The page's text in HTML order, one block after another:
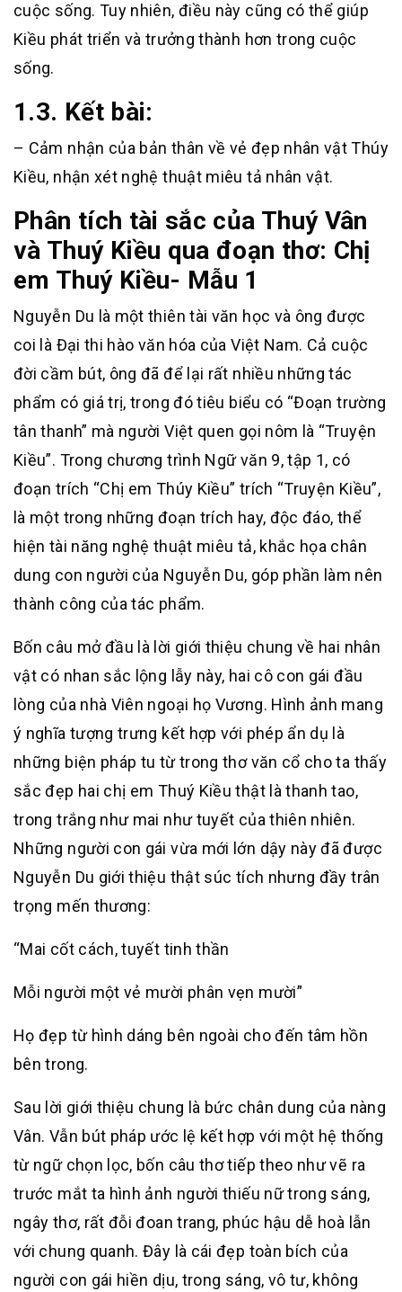
cuộc sống. Tuy nhiên, điều này cũng có thể giúp
Kiều phát triển và trưởng thành hơn trong cuộc
sống.
1.3. Kết bài:
– Cảm nhận của bản thân về vẻ đẹp nhân vật Thúy
Kiều, nhận xét nghệ thuật miêu tả nhân vật.
Phân tích tài sắc của Thuý Vân
và Thuý Kiều qua đoạn thơ: Chị
em Thuý Kiều- Mẫu 1
Nguyễn Du là một thiên tài văn học và ông được
coi là Đại thi hào văn hóa của Việt Nam. Cả cuộc
đời cầm bút, ông đã để lại rất nhiều những tác
phẩm có giá trị, trong đó tiêu biểu có “Đoạn trường
tân thanh” mà người Việt quen gọi nôm là “Truyện
Kiều”. Trong chương trình Ngữ văn 9, tập 1, có
đoạn trích “Chị em Thúy Kiều” trích “Truyện Kiều”,
là một trong những đoạn trích hay, độc đáo, thể
hiện tài năng nghệ thuật miêu tả, khắc họa chân
dung con người của Nguyễn Du, góp phần làm nên
thành công của tác phẩm.
Bốn câu mở đầu là lời giới thiệu chung về hai nhân
vật có nhan sắc lộng lẫy này, hai cô con gái đầu
lòng của nhà Viên ngoại họ Vương. Hình ảnh mang
ý nghĩa tượng trưng kết hợp với phép ẩn dụ là
những biện pháp tu từ trong thơ văn cổ cho ta thấy
sắc đẹp hai chị em Thuý Kiều thật là thanh tao,
trong trắng như mai như tuyết của thiên nhiên.
Những người con gái vừa mới lớn dậy này đã được
Nguyễn Du giới thiệu thật súc tích nhưng đầy trân
trọng mến thương:
“Mai cốt cách, tuyết tinh thần
Mỗi người một vẻ mười phân vẹn mười”
Họ đẹp từ hình dáng bên ngoài cho đến tâm hồn
bên trong.
Sau lời giới thiệu chung là bức chân dung của nàng
Vân. Vẫn bút pháp ước lệ kết hợp với một hệ thống
từ ngữ chọn lọc, bốn câu thơ tiếp theo như vẽ ra
trước mắt ta hình ảnh người thiếu nữ trong sáng,
ngây thơ, rất đỗi đoan trang, phúc hậu dễ hoà lẫn
với chung quanh. Đây là cái đẹp toàn bích của
người con gái hiền dịu, trong sáng, vô tư, không